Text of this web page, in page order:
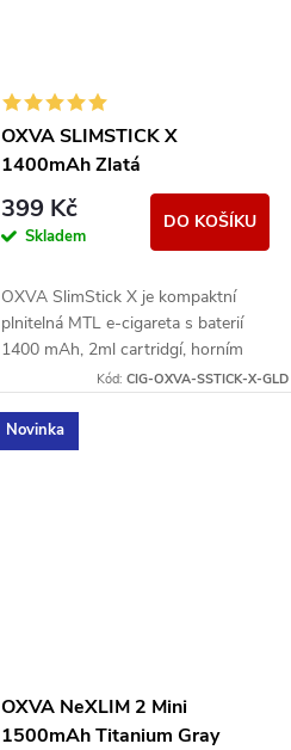
OXVA SLIMSTICK X
1400mAh Zlatá
399 Kč
Skladem
DO KOŠÍKU
OXVA SlimStick X je kompaktní
plnitelná MTL e-cigareta s baterií
1400 mAh, 2ml cartridgí, horním
plněním a jednoduchým ovládáním.
Kód:CIG-OXVA-SSTICK-X-GLD
Novinka
OXVA NeXLIM 2 Mini
1500mAh Titanium Gray